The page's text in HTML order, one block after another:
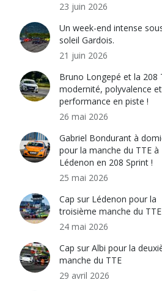
23 juin 2026
Un week-end intense
soleil Gardois.
21 juin 2026
Bruno Longepé et la 208
modernité, polyvalence et
performance en piste !
26 mai 2026
Gabriel Bondurant à
pour la manche du TTE à
Lédenon en 208 Sprint !
25 mai 2026
Cap sur Lédenon pour la
troisième manche du TTE
24 mai 2026
Cap sur Albi pour la
manche du TTE
29 avril 2026